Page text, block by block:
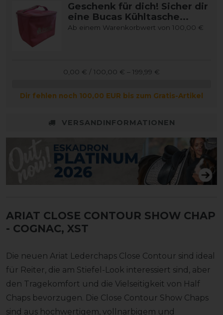
Geschenk für dich! Sicher dir
eine Bucas Kühltasche...
Ab einem Warenkorbwert von 100,00 €
0,00 € / 100,00 € – 199,99 €
Dir fehlen noch 100,00 EUR bis zum Gratis-Artikel
VERSANDINFORMATIONEN
ARIAT CLOSE CONTOUR SHOW CHAP
- COGNAC, XST
Die neuen Ariat Lederchaps Close Contour sind ideal
für Reiter, die am Stiefel-Look interessiert sind, aber
den Tragekomfort und die Vielseitigkeit von Half
Chaps bevorzugen. Die Close Contour Show Chaps
sind aus hochwertigem, vollnarbigem und